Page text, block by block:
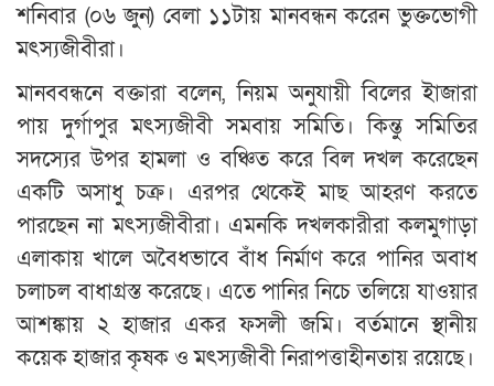
শনিবার (০৬ জুন) বেলা ১১টায় মানবন্ধন করেন ভুক্তভোগী
মৎস্যজীবীরা।
মানববন্ধনে বক্তারা বলেন, নিয়ম অনুযায়ী বিলের ইাজারা
পায় দুর্গাপুর মৎস্যজীবী সমবায় সমিতি। কিন্তু সমিতির
সদস্যের উপর হামলা ও বঞ্চিত করে বিল দখল করেছেন
একটি অসাধু চক্র। এরপর থেকেই মাছ আহরণ করতে
পারছেন না মৎস্যজীবীরা। এমনকি দখলকারীরা কলমুগাড়া
এলাকায় খালে অবৈধভাবে বাঁধ নির্মাণ করে পানির অবাধ
চলাচল বাধাগ্রস্ত করেছে। এতে পানির নিচে তলিয়ে যাওয়ার
আশঙ্কায় ২ হাজার একর ফসলী জমি। বর্তমানে স্থানীয়
কয়েক হাজার কৃষক ও মৎস্যজীবী নিরাপত্তাহীনতায় রয়েছে।